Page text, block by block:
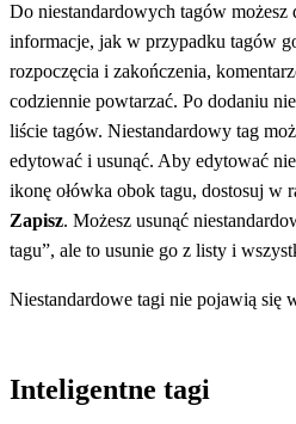
Do niestandardowych tagów możesz
informacje, jak w przypadku tagów
rozpoczęcia i zakończenia,
codziennie powtarzać. Po dodaniu
liście tagów. Niestandardowy tag
edytować i usunąć. Aby edytować
ikonę ołówka obok tagu, dostosuj w
Zapisz. Możesz usunąć
tagu”, ale to usunie go z listy i
Niestandardowe tagi nie pojawią się
Inteligentne tagi